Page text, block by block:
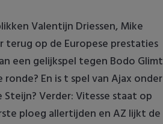
Valentijn Driessen, Mike
terug op de Europese prestaties
een gelijkspel tegen Bodo Glimt
En is t spel van Ajax onder
Verder: Vitesse staat op
ploeg allertijden en AZ lijkt de